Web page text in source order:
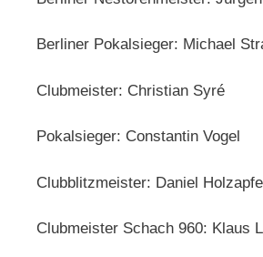
Berliner Pokalsieger: Michael
Clubmeister: Christian Syré
Pokalsieger: Constantin Vogel
Clubblitzmeister: Daniel
Clubmeister Schach 960: Klaus